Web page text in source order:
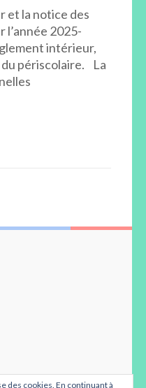
et la notice des
l’année 2025-
intérieur,
périscolaire. La
des cookies. En continuant à